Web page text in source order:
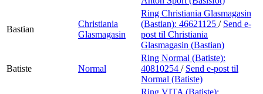
Bastian
Christiania
Glasmagasin
Ring Christiania Glasmagasin
(Bastian): 46621125 / Send e-
post til Christiania
Glasmagasin (Bastian)
Batiste Normal
Ring Normal (Batiste):
40810254 / Send e-post til
Normal (Batiste)
Ring VITA (Batiste):